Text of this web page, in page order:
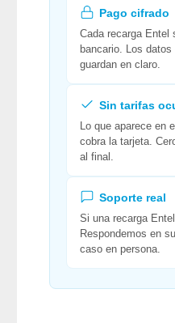
Pago cifrado
Cada recarga Entel
bancario. Los
guardan en claro.
Sin tarifas
Lo que aparece en
cobra la tarjeta.
al final.
Soporte real
Si una recarga
Respondemos en
caso en persona.